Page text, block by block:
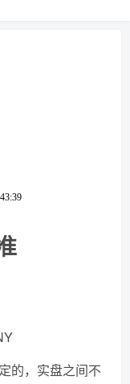
的，实盘之间不